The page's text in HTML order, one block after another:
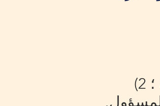
الطلاب في تطوير خمس كفاءات: 1) الإدارة الذاتية ؛ 2)
؛ و 5) صنع القرار المسؤول.